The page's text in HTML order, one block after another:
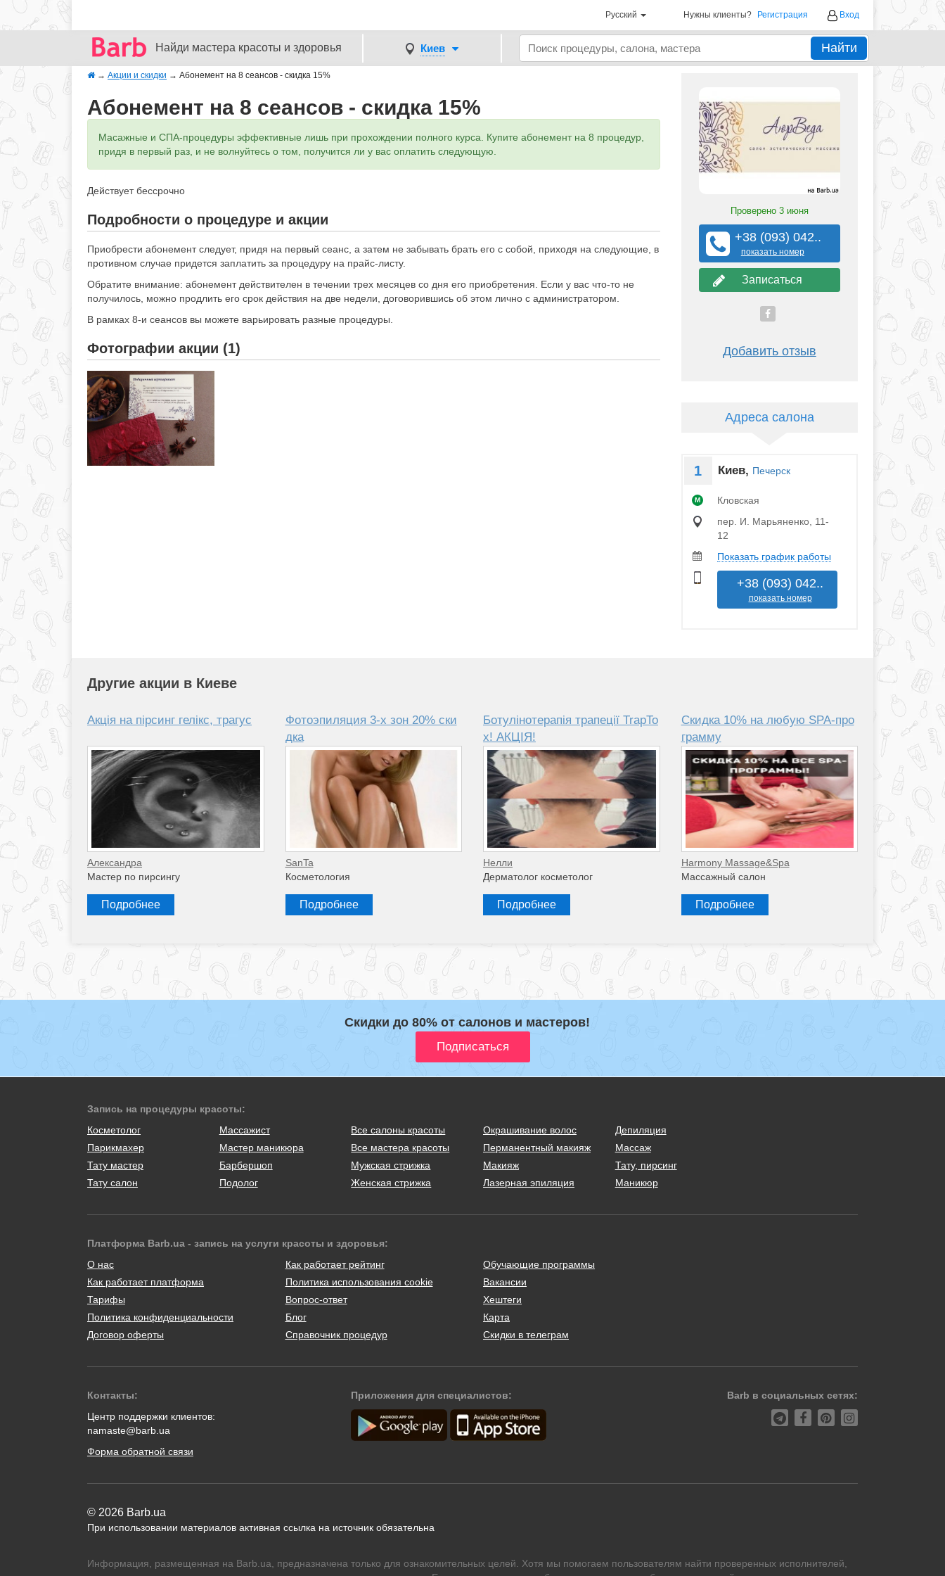
Русский Нужны клиенты? Регистрация Вход
Найди мастера красоты и здоровья Киев Найти
→ Акции и скидки → Абонемент на 8 сеансов - скидка 15%
Абонемент на 8 сеансов - скидка 15%
Масажные и СПА-процедуры эффективные лишь при прохождении полного курса. Купите абонемент на 8 процедур,
придя в первый раз, и не волнуйтесь о том, получится ли у вас оплатить следующую.
Действует бессрочно
Подробности о процедуре и акции
Приобрести абонемент следует, придя на первый сеанс, а затем не забывать брать его с собой, приходя на следующие, в
противном случае придется заплатить за процедуру на прайс-листу.
Обратите внимание: абонемент действителен в течении трех месяцев со дня его приобретения. Если у вас что-то не
получилось, можно продлить его срок действия на две недели, договорившись об этом лично с администратором.
В рамках 8-и сеансов вы можете варьировать разные процедуры.
Фотографии акции (1)
Проверено 3 июня
+38 (093) 042..
показать номер
Записаться
Добавить отзыв
Адреса салона
1 Киев, Печерск
M
Кловская
пер. И. Марьяненко, 11-
12
Показать график работы
+38 (093) 042..
показать номер
Другие акции в Киеве
Акція на пірсинг гелікс, трагус
Александра
Мастер по пирсингу
Подробнее
Фотоэпиляция 3-х зон 20% ски
дка
SanTa
Косметология
Подробнее
Ботулінотерапія трапеції TrapTo
x! АКЦІЯ!
Нелли
Дерматолог косметолог
Подробнее
Скидка 10% на любую SPA-про
грамму
Harmony Massage&Spa
Массажный салон
Подробнее
Скидки до 80% от салонов и мастеров!
Запись на процедуры красоты:
Косметолог
Массажист
Парикмахер
Мастер маникюра
Тату мастер
Барбершоп
Тату салон
Подолог
Все салоны красоты
Все мастера красоты
Мужская стрижка
Женская стрижка
Окрашивание волос
Перманентный макияж
Макияж
Лазерная эпиляция
Депиляция
Массаж
Тату, пирсинг
Маникюр
Платформа Barb.ua - запись на услуги красоты и здоровья:
О нас
Как работает платформа
Тарифы
Политика конфиденциальности
Договор оферты
Как работает рейтинг
Политика использования cookie
Вопрос-ответ
Блог
Справочник процедур
Обучающие программы
Вакансии
Хештеги
Карта
Скидки в телеграм
Контакты:
Центр поддержки клиентов:
namaste@barb.ua
Форма обратной связи
Приложения для специалистов: Barb в социальных сетях:
© 2026 Barb.ua
При использовании материалов активная ссылка на источник обязательна
Информация, размещенная на Barb.ua, предназначена только для ознакомительных целей. Хотя мы помогаем пользователям найти проверенных исполнителей,